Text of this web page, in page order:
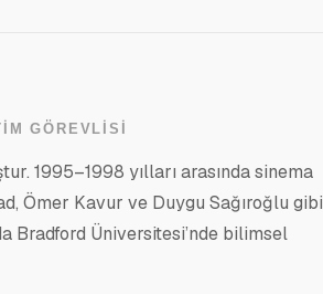
GÖREVLISI
1995–1998 yılları arasında sinema
Ömer Kavur ve Duygu Sağıroğlu gibi
Bradford Üniversitesi’nde bilimsel